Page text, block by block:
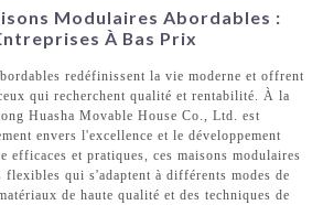
Modulaires Abordables :
À Bas Prix
redéfinissent la vie moderne et offrent
qui recherchent qualité et rentabilité. À la
Huasha Movable House Co., Ltd. est
envers l'excellence et le développement
efficaces et pratiques, ces maisons modulaires
qui s'adaptent à différents modes de
de haute qualité et des techniques de